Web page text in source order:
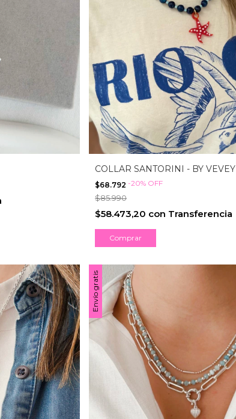
COLLAR SANTORINI - BY VEVEY
$68.792 -20% OFF
$85.990
$58.473,20 con Transferencia
Envío gratis